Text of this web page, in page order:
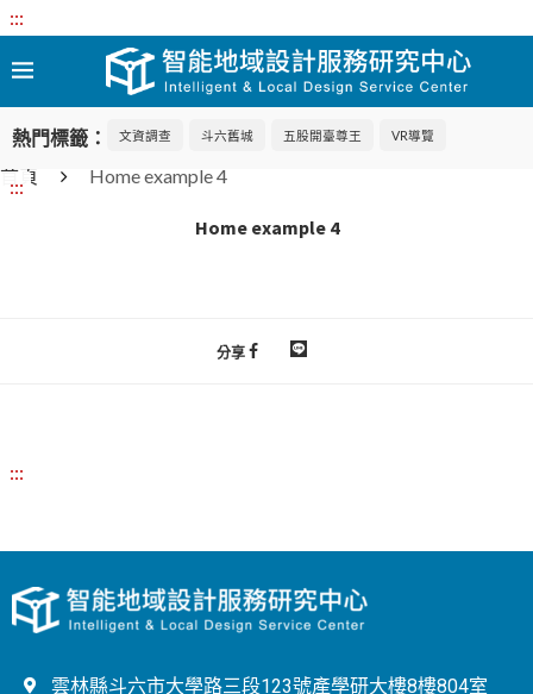
:::
熱門標籤： 文資調查 斗六舊城 五股開臺尊王 VR導覽
:::
首頁 Home example 4
Home example 4
分享
:::
雲林縣斗六市大學路三段123號產學研大樓8樓804室